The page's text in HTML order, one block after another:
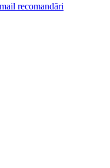
recomandări